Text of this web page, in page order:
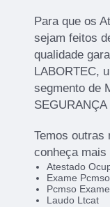
Para que os
sejam feitos
qualidade
LABORTEC,
segmento de
Temos outras
conheça mais
Atestado
Exame Pcmso
Pcmso
Laudo Ltcat